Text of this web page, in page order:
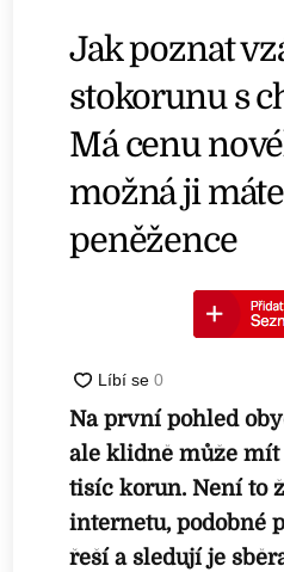
Jak poznat
stokorunu s
Má cenu
možná ji
peněžence
Na první pohled
ale klidně může mít
tisíc korun. Není to
internetu, podobné
řeší a sledují je